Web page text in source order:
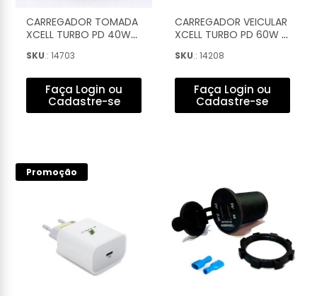
CARREGADOR TOMADA
XCELL TURBO PD 40W
BRANCO - XC-UR-90B
SKU.: 14703
Faça Login ou
Cadastre-se
CARREGADOR VEICULAR
XCELL TURBO PD 60W 1
- XC-V17USB
SKU.: 14208
Faça Login ou
Cadastre-se
Promoção